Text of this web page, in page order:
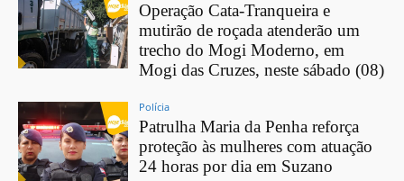
Operação Cata-Tranqueira e
mutirão de roçada atenderão um
trecho do Mogi Moderno, em
Mogi das Cruzes, neste sábado (08)
Polícia
Patrulha Maria da Penha reforça
proteção às mulheres com atuação
24 horas por dia em Suzano